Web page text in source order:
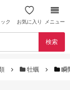
ク お気に入り メニュー
検索
牡蠣 瞬